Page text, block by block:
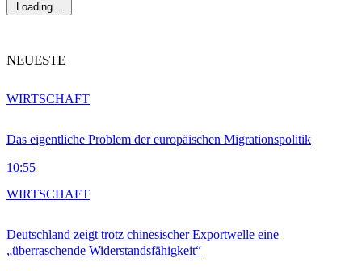
Loading...
NEUESTE
Das eigentliche Problem der europäischen Migrationspolitik
10:55
WIRTSCHAFT
Deutschland zeigt trotz chinesischer Exportwelle eine
„überraschende Widerstandsfähigkeit“
WIRTSCHAFT